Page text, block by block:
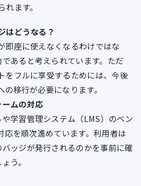
ます。
はどうなる？
即座に使えなくなるわけではな
あると考えられています。ただ
をフルに享受するためには、今後
移行が必要になります。
ムの対応
学習管理システム（LMS）のベン
応を順次進めています。利用者は
ッジが発行されるのかを事前に確
う。